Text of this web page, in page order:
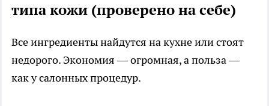
типа кожи (проверено на себе)
Все ингредиенты найдутся на кухне или стоят
недорого. Экономия — огромная, а польза —
как у салонных процедур.